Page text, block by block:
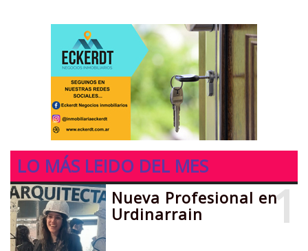
LO MÁS LEIDO DEL MES
1
Nueva Profesional en
Urdinarrain